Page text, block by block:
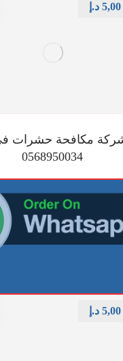
مكافحة حشرات
0568950034
5,00 د.إ
5,00 د.إ